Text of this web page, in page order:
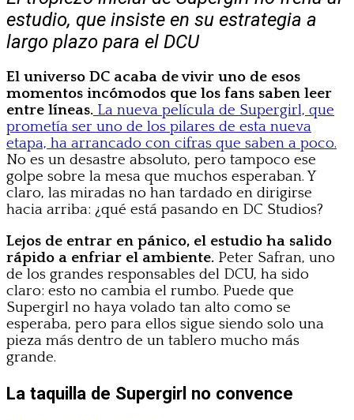
estudio, que insiste en su estrategia a
largo plazo para el DCU
El universo DC acaba de vivir uno de esos
momentos incómodos que los fans saben leer
entre líneas. La nueva película de Supergirl, que
prometía ser uno de los pilares de esta nueva
etapa, ha arrancado con cifras que saben a poco.
No es un desastre absoluto, pero tampoco ese
golpe sobre la mesa que muchos esperaban. Y
claro, las miradas no han tardado en dirigirse
hacia arriba: ¿qué está pasando en DC Studios?
Lejos de entrar en pánico, el estudio ha salido
rápido a enfriar el ambiente. Peter Safran, uno
de los grandes responsables del DCU, ha sido
claro: esto no cambia el rumbo. Puede que
Supergirl no haya volado tan alto como se
esperaba, pero para ellos sigue siendo solo una
pieza más dentro de un tablero mucho más
grande.
La taquilla de Supergirl no convence